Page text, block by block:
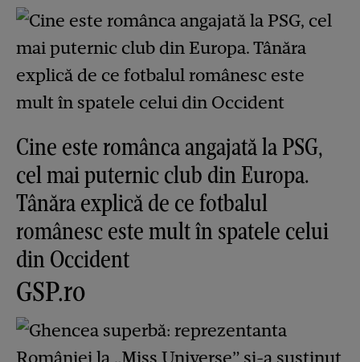
Cine este românca angajată la PSG,
cel mai puternic club din Europa.
Tânăra explică de ce fotbalul
românesc este mult în spatele celui
din Occident
GSP.ro